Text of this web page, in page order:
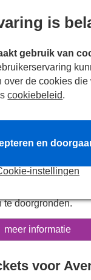
de drievoudig Tony
Robert Lopez
het West End.
menselijke
een groep
wonen en
te doorgronden.
Q moet
een heerlijk
waarin humor
meer informatie
voor
is
gebruik van
over de cookies die
cookiebeleid.
instellingen
en